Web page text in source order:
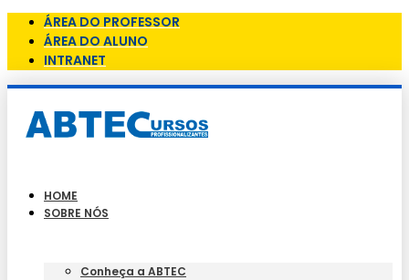
ÁREA DO PROFESSOR
ÁREA DO ALUNO
INTRANET
HOME
SOBRE NÓS
Conheça a ABTEC